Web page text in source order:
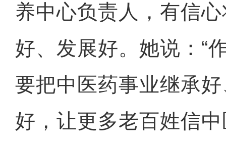
养中心负责人，有信
好、发展好。她说：“
要把中医药事业继承
好，让更多老百姓信